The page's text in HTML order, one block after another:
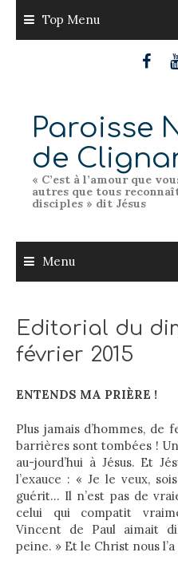
content
Top Menu
Paroisse
de
« C’est à l’amour que
autres que tous
disciples » dit Jésus
Menu
Editorial du
février 2015
ENTENDS MA PRIÈRE !
Plus jamais d’hommes, de
barrières sont tombées !
au-jourd’hui à Jésus. Et
l’exauce : « Je le veux,
guérit… Il n’est pas de
celui qui compatit
Vincent de Paul aimait
peine. » Et le Christ nous